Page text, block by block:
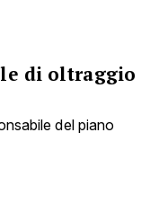
di oltraggio
del piano